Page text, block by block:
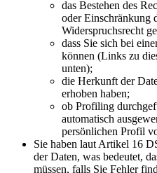
das Bestehen des
oder Einschränkung
Widerspruchsrecht
dass Sie sich bei
können (Links zu
unten);
die Herkunft der
erhoben haben;
ob Profiling
automatisch
persönlichen Profil
Sie haben laut Artikel 16
der Daten, was bedeutet,
müssen, falls Sie Fehler